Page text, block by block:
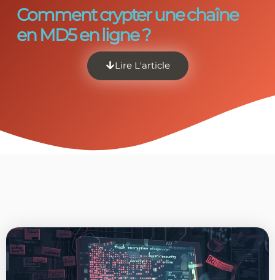
Comment crypter une chaîne
en MD5 en ligne ?
Lire L'article